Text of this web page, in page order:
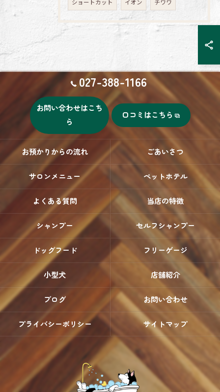
ショートカット イオン チワワ
027-388-1166
お問い合わせはこち
ら
口コミはこちら
お預かりからの流れ ごあいさつ
サロンメニュー ペットホテル
よくある質問 当店の特徴
シャンプー セルフシャンプー
ドッグフード フリーゲージ
小型犬 店舗紹介
ブログ お問い合わせ
プライバシーポリシー サイトマップ